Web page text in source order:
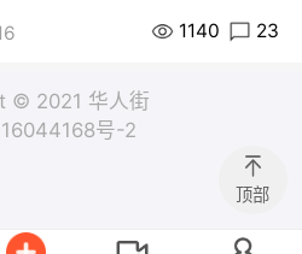
1140 23
© 2021 华人街
号-2
顶部